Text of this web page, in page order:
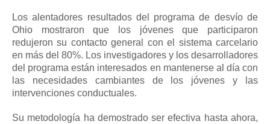
Los alentadores resultados del programa de desvío de
Ohio mostraron que los jóvenes que participaron
redujeron su contacto general con el sistema carcelario
en más del 80%. Los investigadores y los desarrolladores
del programa están interesados ​​en mantenerse al día con
las necesidades cambiantes de los jóvenes y las
intervenciones conductuales.
Su metodología ha demostrado ser efectiva hasta ahora,